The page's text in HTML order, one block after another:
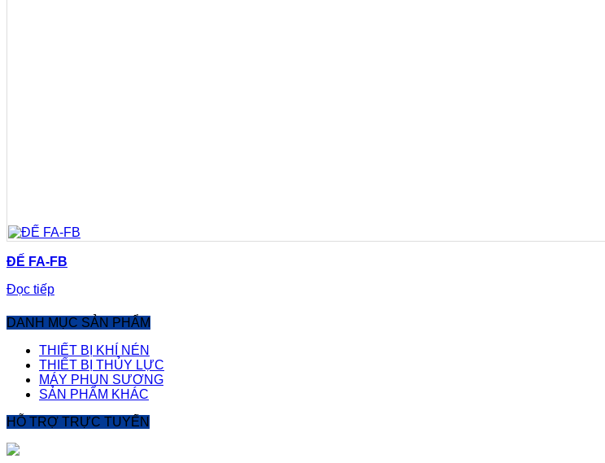
ĐẾ FA-FB
Đọc tiếp
DANH MỤC SẢN PHẨM
THIẾT BỊ KHÍ NÉN
THIẾT BỊ THỦY LỰC
MÁY PHUN SƯƠNG
SẢN PHẨM KHÁC
HỖ TRỢ TRỰC TUYẾN